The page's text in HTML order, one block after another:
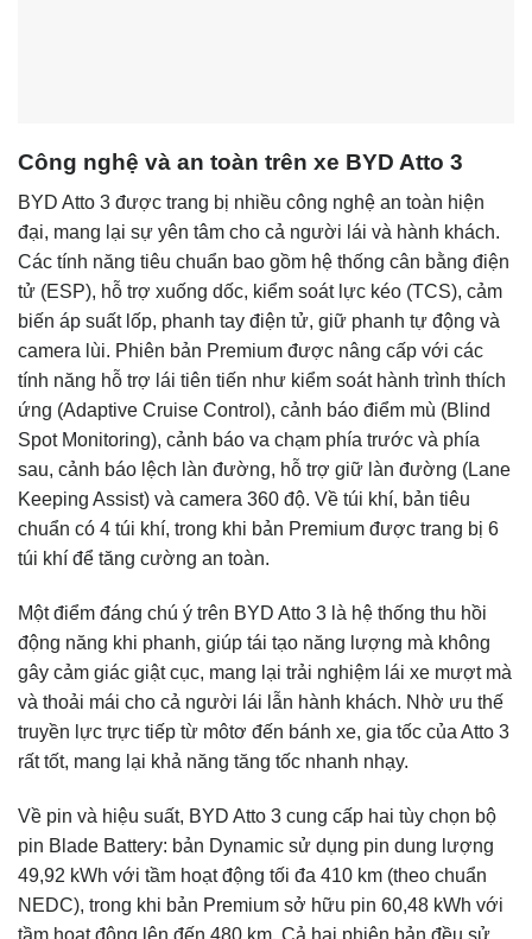
Công nghệ và an toàn trên xe BYD Atto 3
BYD Atto 3 được trang bị nhiều công nghệ an toàn hiện
đại, mang lại sự yên tâm cho cả người lái và hành khách.
Các tính năng tiêu chuẩn bao gồm hệ thống cân bằng điện
tử (ESP), hỗ trợ xuống dốc, kiểm soát lực kéo (TCS), cảm
biến áp suất lốp, phanh tay điện tử, giữ phanh tự động và
camera lùi. Phiên bản Premium được nâng cấp với các
tính năng hỗ trợ lái tiên tiến như kiểm soát hành trình thích
ứng (Adaptive Cruise Control), cảnh báo điểm mù (Blind
Spot Monitoring), cảnh báo va chạm phía trước và phía
sau, cảnh báo lệch làn đường, hỗ trợ giữ làn đường (Lane
Keeping Assist) và camera 360 độ. Về túi khí, bản tiêu
chuẩn có 4 túi khí, trong khi bản Premium được trang bị 6
túi khí để tăng cường an toàn.
Một điểm đáng chú ý trên BYD Atto 3 là hệ thống thu hồi
động năng khi phanh, giúp tái tạo năng lượng mà không
gây cảm giác giật cục, mang lại trải nghiệm lái xe mượt mà
và thoải mái cho cả người lái lẫn hành khách. Nhờ ưu thế
truyền lực trực tiếp từ môtơ đến bánh xe, gia tốc của Atto 3
rất tốt, mang lại khả năng tăng tốc nhanh nhạy.
Về pin và hiệu suất, BYD Atto 3 cung cấp hai tùy chọn bộ
pin Blade Battery: bản Dynamic sử dụng pin dung lượng
49,92 kWh với tầm hoạt động tối đa 410 km (theo chuẩn
NEDC), trong khi bản Premium sở hữu pin 60,48 kWh với
tầm hoạt động lên đến 480 km. Cả hai phiên bản đều sử